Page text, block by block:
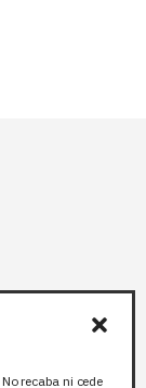
recaba ni cede